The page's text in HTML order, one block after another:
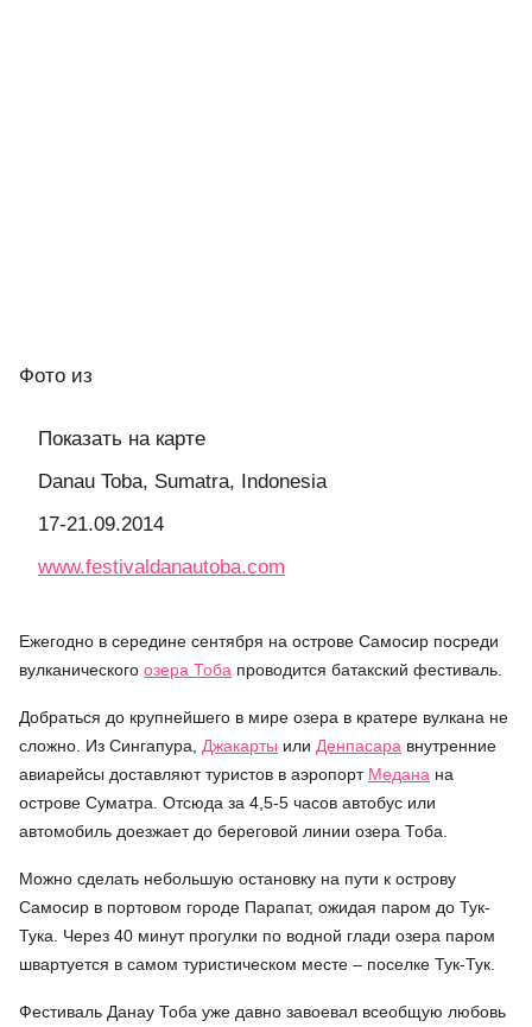
Фото из
Показать на карте
Danau Toba, Sumatra, Indonesia
17-21.09.2014
www.festivaldanautoba.com
Ежегодно в середине сентября на острове Самосир посреди
вулканического озера Тоба проводится батакский фестиваль.
Добраться до крупнейшего в мире озера в кратере вулкана не
сложно. Из Сингапура, Джакарты или Денпасара внутренние
авиарейсы доставляют туристов в аэропорт Медана на
острове Суматра. Отсюда за 4,5-5 часов автобус или
автомобиль доезжает до береговой линии озера Тоба.
Можно сделать небольшую остановку на пути к острову
Самосир в портовом городе Парапат, ожидая паром до Тук-
Тука. Через 40 минут прогулки по водной глади озера паром
швартуется в самом туристическом месте – поселке Тук-Тук.
Фестиваль Данау Тоба уже давно завоевал всеобщую любовь